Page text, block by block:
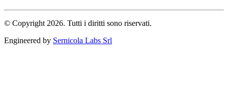
© Copyright 2026. Tutti i diritti sono riservati.
Engineered by Sernicola Labs Srl